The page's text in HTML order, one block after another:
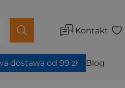
Kontakt
dostawa od 99 zł Blog